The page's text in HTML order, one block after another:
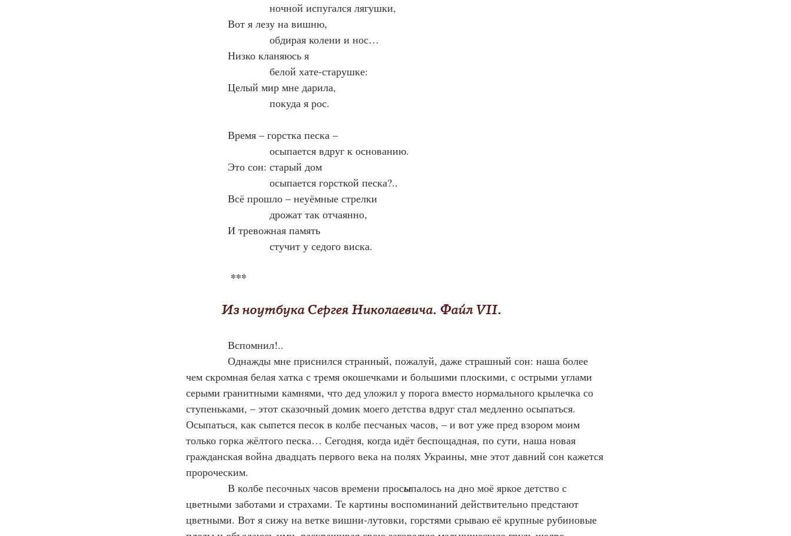
ночной испугался лягушки,
Вот я лезу на вишню,
обдирая колени и нос…
Низко кланяюсь я
белой хате-старушке:
Целый мир мне дарила,
покуда я рос.
Время – горстка песка –
осыпается вдруг к основанию.
Это сон: старый дом
осыпается горсткой песка?..
Всё прошло – неуёмные стрелки
дрожат так отчаянно,
И тревожная память
стучит у седого виска.
***
Из ноутбука Сергея Николаевича. Файл VII.
Вспомнил!..
Однажды мне приснился странный, пожалуй, даже страшный сон: наша более
чем скромная белая хатка с тремя окошечками и большими плоскими, с острыми углами
серыми гранитными камнями, что дед уложил у порога вместо нормального крылечка со
ступеньками, – этот сказочный домик моего детства вдруг стал медленно осыпаться.
Осыпаться, как сыпется песок в колбе песчаных часов, – и вот уже пред взором моим
только горка жёлтого песка… Сегодня, когда идёт беспощадная, по сути, наша новая
гражданская война двадцать первого века на полях Украины, мне этот давний сон кажется
пророческим.
В колбе песочных часов времени просыпалось на дно моё яркое детство с
цветными заботами и страхами. Те картины воспоминаний действительно предстают
цветными. Вот я сижу на ветке вишни-лутовки, горстями срываю её крупные рубиновые